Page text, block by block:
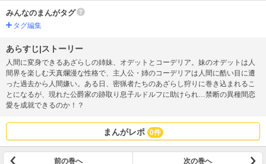
みんなのまんがタグ
タグ編集
あらすじ|ストーリー
人間に変身できるあざらしの姉妹、オデットとコーデリア。妹のオデットは人
間界を楽しむ天真爛漫な性格で、主人公・姉のコーデリアは人間に酷い目に遭
った過去から人間嫌い。ある日、密猟者たちのあざらし狩りに巻き込まれるこ
とになるが、現れた公爵家の跡取り息子ルドルフに助けられ…禁断の異種間恋
愛を成就できるのか！？
まんがレポ 0件
前の巻へ 次の巻へ